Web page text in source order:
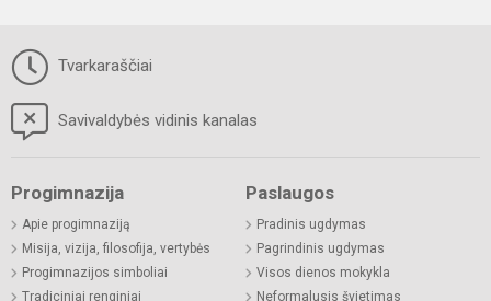
Tvarkaraščiai
Savivaldybės vidinis kanalas
Progimnazija
Apie progimnaziją
Misija, vizija, filosofija, vertybės
Progimnazijos simboliai
Tradiciniai renginiai
Paslaugos
Pradinis ugdymas
Pagrindinis ugdymas
Visos dienos mokykla
Neformalusis švietimas